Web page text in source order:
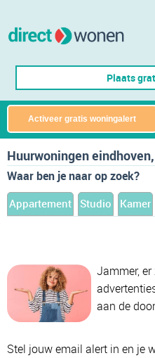
Plaats
Activeer gratis woningalert
Huurwoningen
Waar ben je naar op zoek?
Appartement Studio Kamer
Jammer,
aan de
Stel jouw email alert in en je